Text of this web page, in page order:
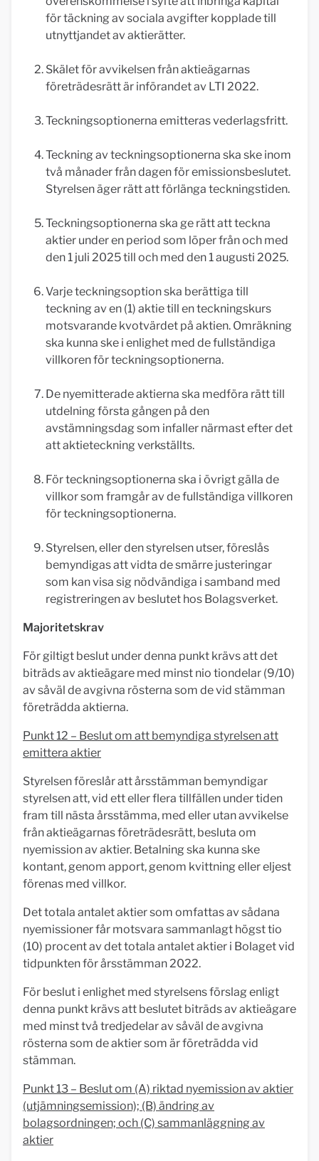
för täckning av sociala avgifter kopplade till
utnyttjandet av aktierätter.
Skälet för avvikelsen från aktieägarnas
företrädesrätt är införandet av LTI 2022.
Teckningsoptionerna emitteras vederlagsfritt.
Teckning av teckningsoptionerna ska ske inom
två månader från dagen för emissionsbeslutet.
Styrelsen äger rätt att förlänga teckningstiden.
Teckningsoptionerna ska ge rätt att teckna
aktier under en period som löper från och med
den 1 juli 2025 till och med den 1 augusti 2025.
Varje teckningsoption ska berättiga till
teckning av en (1) aktie till en teckningskurs
motsvarande kvotvärdet på aktien. Omräkning
ska kunna ske i enlighet med de fullständiga
villkoren för teckningsoptionerna.
De nyemitterade aktierna ska medföra rätt till
utdelning första gången på den
avstämningsdag som infaller närmast efter det
att aktieteckning verkställts.
För teckningsoptionerna ska i övrigt gälla de
villkor som framgår av de fullständiga villkoren
för teckningsoptionerna.
Styrelsen, eller den styrelsen utser, föreslås
bemyndigas att vidta de smärre justeringar
som kan visa sig nödvändiga i samband med
registreringen av beslutet hos Bolagsverket.
Majoritetskrav
För giltigt beslut under denna punkt krävs att det
biträds av aktieägare med minst nio tiondelar (9/10)
av såväl de avgivna rösterna som de vid stämman
företrädda aktierna.
Punkt 12 – Beslut om att bemyndiga styrelsen att
emittera aktier
Styrelsen föreslår att årsstämman bemyndigar
styrelsen att, vid ett eller flera tillfällen under tiden
fram till nästa årsstämma, med eller utan avvikelse
från aktieägarnas företrädesrätt, besluta om
nyemission av aktier. Betalning ska kunna ske
kontant, genom apport, genom kvittning eller eljest
förenas med villkor.
Det totala antalet aktier som omfattas av sådana
nyemissioner får motsvara sammanlagt högst tio
(10) procent av det totala antalet aktier i Bolaget vid
tidpunkten för årsstämman 2022.
För beslut i enlighet med styrelsens förslag enligt
denna punkt krävs att beslutet biträds av aktieägare
med minst två tredjedelar av såväl de avgivna
rösterna som de aktier som är företrädda vid
stämman.
Punkt 13 – Beslut om (A) riktad nyemission av aktier
(utjämningsemission); (B) ändring av
bolagsordningen; och (C) sammanläggning av
aktier